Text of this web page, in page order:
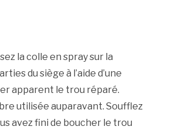
la colle en spray sur la
du siège à l’aide d’une
apparent le trou réparé.
utilisée auparavant. Soufflez
avez fini de boucher le trou